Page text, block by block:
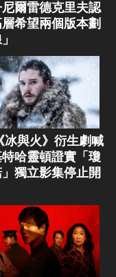
爾雷德克里夫認
希望兩個版本劃
冰與火》衍生劇喊
哈靈頓證實「瓊
獨立影集停止開